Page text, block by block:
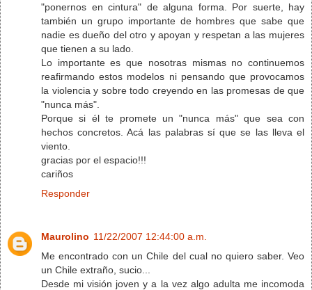
"ponernos en cintura" de alguna forma. Por suerte, hay
también un grupo importante de hombres que sabe que
nadie es dueño del otro y apoyan y respetan a las mujeres
que tienen a su lado.
Lo importante es que nosotras mismas no continuemos
reafirmando estos modelos ni pensando que provocamos
la violencia y sobre todo creyendo en las promesas de que
"nunca más".
Porque si él te promete un "nunca más" que sea con
hechos concretos. Acá las palabras sí que se las lleva el
viento.
gracias por el espacio!!!
cariños
Responder
Maurolino 11/22/2007 12:44:00 a.m.
Me encontrado con un Chile del cual no quiero saber. Veo
un Chile extraño, sucio...
Desde mi visión joven y a la vez algo adulta me incomoda